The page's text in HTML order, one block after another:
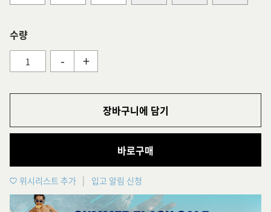
수량
- +
장바구니에 담기
바로구매
위시리스트 추가 입고 알림 신청